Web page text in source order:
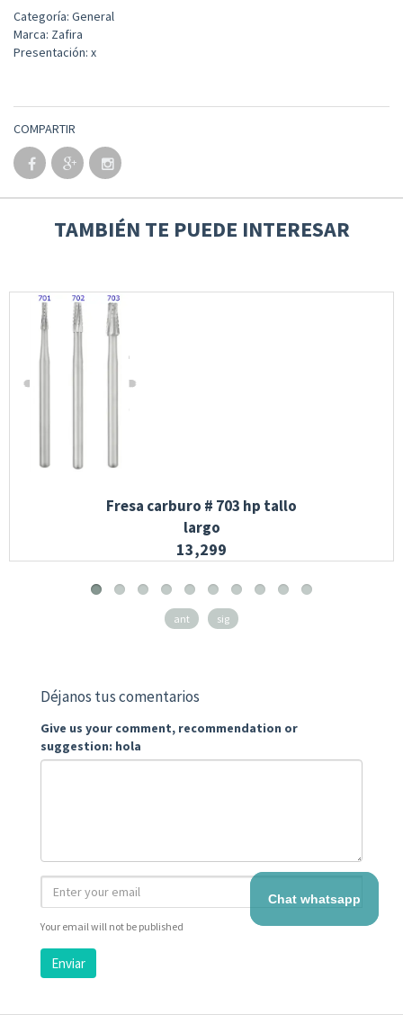
Categoría: General
Marca: Zafira
Presentación: x
COMPARTIR
TAMBIÉN TE PUEDE INTERESAR
Fresa carburo # 703 hp tallo
largo
13,299
ant sig
Déjanos tus comentarios
Give us your comment, recommendation or
suggestion: hola
Your email will not be published
Enviar
Chat whatsapp